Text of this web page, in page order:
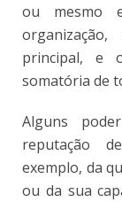
ou mesmo
principal, e
somatória de
Alguns
reputação
exemplo, da
ou da sua